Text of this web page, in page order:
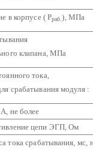
в корпусе ( Рраб. ), МПа
клапана, МПа
тока,
срабатывания модуля :
не более
цепи ЭГП, Ом
тока срабатывания, мс,